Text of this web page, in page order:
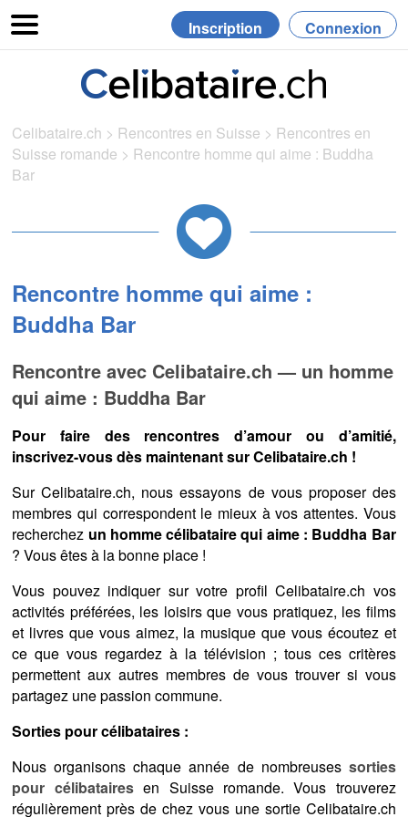
Inscription Connexion
Celibataire.ch > Rencontres en Suisse > Rencontres en
Suisse romande > Rencontre homme qui aime : Buddha
Bar
Rencontre homme qui aime :
Buddha Bar
Rencontre avec Celibataire.ch — un homme
qui aime : Buddha Bar
Pour faire des rencontres d’amour ou d’amitié,
inscrivez-vous dès maintenant sur Celibataire.ch !
Sur Celibataire.ch, nous essayons de vous proposer des
membres qui correspondent le mieux à vos attentes. Vous
recherchez un homme célibataire qui aime : Buddha Bar
? Vous êtes à la bonne place !
Vous pouvez indiquer sur votre profil Celibataire.ch vos
activités préférées, les loisirs que vous pratiquez, les films
et livres que vous aimez, la musique que vous écoutez et
ce que vous regardez à la télévision ; tous ces critères
permettent aux autres membres de vous trouver si vous
partagez une passion commune.
Sorties pour célibataires :
Nous organisons chaque année de nombreuses sorties
pour célibatairesen Suisse romande. Vous trouverez
régulièrement près de chez vous une sortie Celibataire.ch